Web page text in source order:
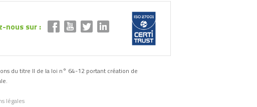
nous sur :
du titre II de la loi n° 64-12 portant création de
légales